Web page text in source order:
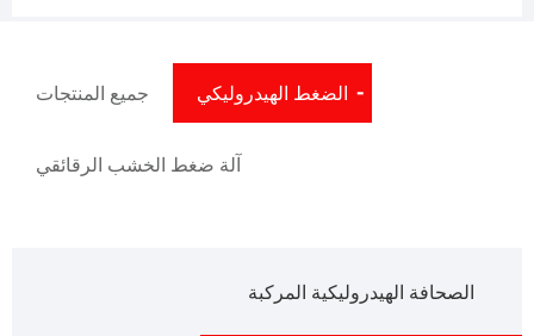
جميع المنتجات الضغط الهيدروليكي
آلة ضغط الخشب الرقائقي
الصحافة الهيدروليكية المركبة